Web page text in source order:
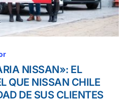
NISSAN»: EL
QUE NISSAN CHILE
DE SUS CLIENTES